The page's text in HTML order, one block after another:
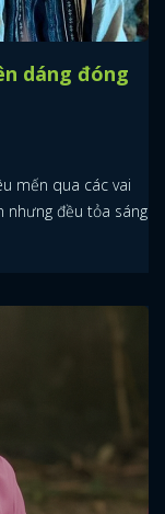
dáng đóng
mến qua các vai
nhưng đều tỏa sáng